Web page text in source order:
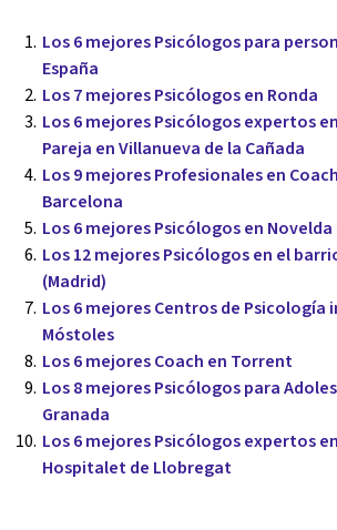
Los 6 mejores Psicólogos para
España
Los 7 mejores Psicólogos en Ronda
Los 6 mejores Psicólogos expertos
Pareja en Villanueva de la Cañada
Los 9 mejores Profesionales en
Barcelona
Los 6 mejores Psicólogos en
Los 12 mejores Psicólogos en el
(Madrid)
Los 6 mejores Centros de Psicología
Móstoles
Los 6 mejores Coach en Torrent
Los 8 mejores Psicólogos para
Granada
Los 6 mejores Psicólogos expertos
Hospitalet de Llobregat